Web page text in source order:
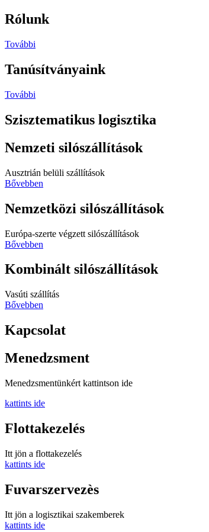
Rólunk
További
Tanúsítványaink
További
Szisztematikus logisztika
Nemzeti silószállítások
Ausztrián belüli szállítások
Bővebben
Nemzetközi silószállítások
Európa-szerte végzett silószállítások
Bővebben
Kombinált silószállítások
Vasúti szállítás
Bővebben
Kapcsolat
Menedzsment
Menedzsmentünkért kattintson ide
kattints ide
Flottakezelés
Itt jön a flottakezelés
kattints ide
Fuvarszervezès
Itt jön a logisztikai szakemberek
kattints ide